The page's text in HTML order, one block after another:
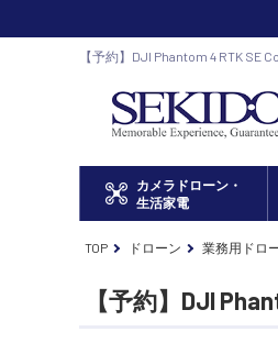
【予約】DJI Phantom 4 RTK
正規代理店
カメラドローン・
生活家電
TOP ドローン 業務用ドロ
【予約】DJI